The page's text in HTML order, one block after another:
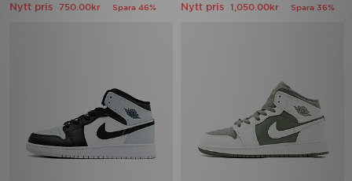
Nytt pris 750.00kr Spara 46% Nytt pris 1,050.00kr Spara 36%